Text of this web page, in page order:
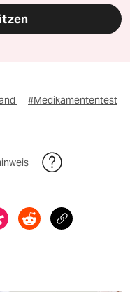
#Medikamententest